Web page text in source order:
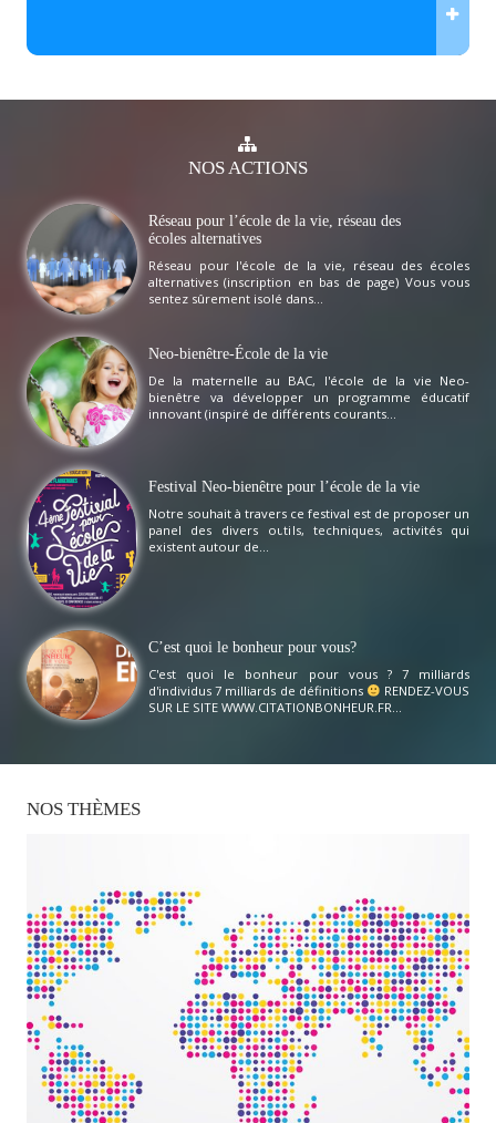
NOSACTIONS
Réseau pour l’école de la vie, réseau des
écoles alternatives
Réseau pour l'école de la vie, réseau des écoles
alternatives (inscription en bas de page) Vous vous
sentez sûrement isolé dans...
Neo-bienêtre-École de la vie
De la maternelle au BAC, l'école de la vie Neo-
bienêtre va développer un programme éducatif
innovant (inspiré de différents courants...
Festival Neo-bienêtre pour l’école de la vie
Notre souhait à travers ce festival est de proposer un
panel des divers outils, techniques, activités qui
existent autour de...
C’est quoi le bonheur pour vous?
C'est quoi le bonheur pour vous ? 7 milliards
d'individus 7 milliards de définitions
RENDEZ-VOUS
SUR LE SITE WWW.CITATIONBONHEUR.FR...
NOS THÈMES